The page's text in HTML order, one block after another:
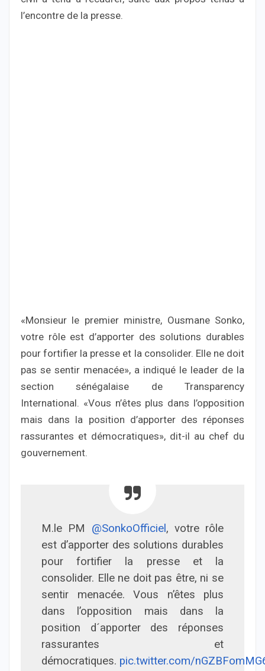
l’encontre de la presse.
«Monsieur le premier ministre, Ousmane Sonko,
votre rôle est d’apporter des solutions durables
pour fortifier la presse et la consolider. Elle ne doit
pas se sentir menacée», a indiqué le leader de la
section sénégalaise de Transparency
International. «Vous n’êtes plus dans l’opposition
mais dans la position d’apporter des réponses
rassurantes et démocratiques», dit-il au chef du
gouvernement.
M.le PM @SonkoOfficiel, votre rôle
est d’apporter des solutions durables
pour fortifier la presse et la
consolider. Elle ne doit pas être, ni se
sentir menacée. Vous n’êtes plus
dans l’opposition mais dans la
position d´apporter des réponses
rassurantes et
démocratiques. pic.twitter.com/